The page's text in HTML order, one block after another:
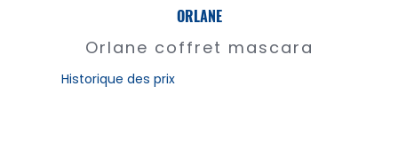
ORLANE
Orlane coffret mascara
Historique des prix